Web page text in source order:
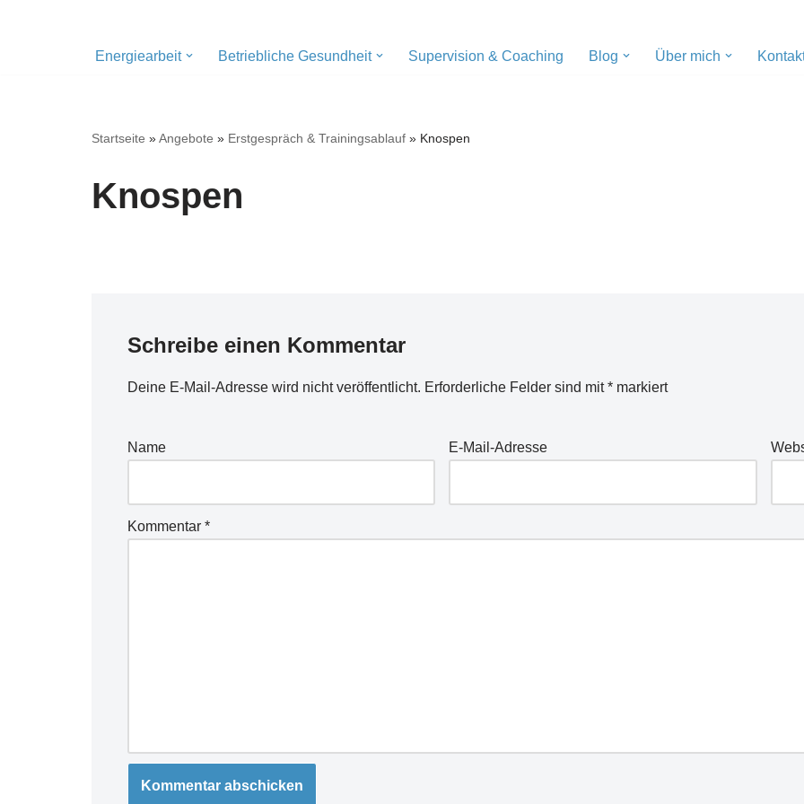
Energiearbeit Betriebliche Gesundheit Supervision & Coaching Blog Über mich
Startseite »Angebote » Erstgespräch & Trainingsablauf » Knospen
Knospen
Schreibe einen Kommentar
Deine E-Mail-Adresse wird nicht veröffentlicht. Erforderliche Felder sind mit* markiert
Name E-Mail-Adresse
Kommentar *